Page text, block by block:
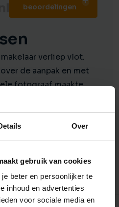
Over
gebruik van cookies
beter en persoonlijker te
inhoud en advertenties
voor sociale media en
beoordelingen
verliep vlot.
de aanpak en met
fotograaf maakte
wel steeds vragen
was er dan wel maar
druk met andere